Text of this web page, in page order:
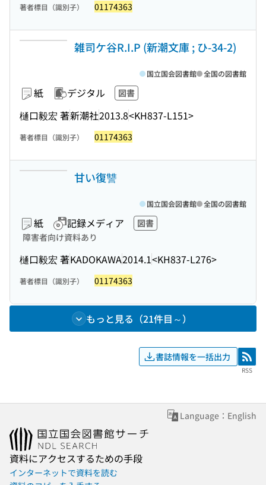
著者標目（識別子） 01174363
雑司ケ谷R.I.P (新潮文庫 ; ひ-34-2)
紙 デジタル 図書
樋口毅宏 著新潮社2013.8<KH837-L151>
国立国会図書館 全国の図書館
著者標目（識別子） 01174363
甘い復讐
紙 記録メディア
図書
障害者向け資料あり
樋口毅宏 著KADOKAWA2014.1<KH837-L276>
国立国会図書館 全国の図書館
著者標目（識別子） 01174363
もっと見る（21件目～）
書誌情報を一括出力 RSS
RSS
Language：English
資料にアクセスするための手段
インターネットで資料を読む